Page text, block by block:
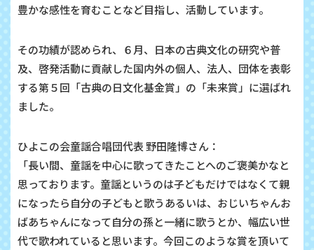
豊かな感性を育むことなど目指し、活動しています。
その功績が認められ、６月、日本の古典文化の研究や普
及、啓発活動に貢献した国内外の個人、法人、団体を表彰
する第５回「古典の日文化基金賞」の「未来賞」に選ばれ
ました。
ひよこの会童謡合唱団代表 野田隆博さん：
「長い間、童謡を中心に歌ってきたことへのご褒美かなと
思っております。童謡というのは子どもだけではなくて親
になったら自分の子どもと歌うあるいは、おじいちゃんお
ばあちゃんになって自分の孫と一緒に歌うとか、幅広い世
代で歌われていると思います。今回このような賞を頂いて